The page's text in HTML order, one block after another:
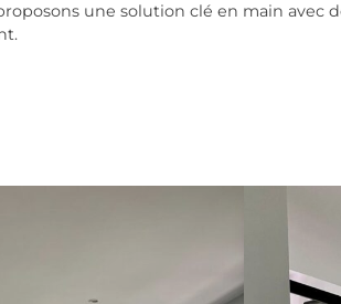
une solution clé en main avec